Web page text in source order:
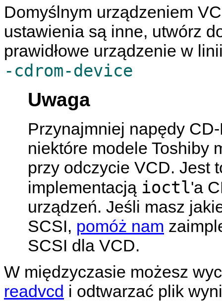
Domyślnym urządzeniem
ustawienia są inne, utwórz
prawidłowe urządzenie w
-cdrom-device
Uwaga
Przynajmniej napędy
niektóre modele Toshiby
przy odczycie VCD. Jest
implementacją ioctl'a
urządzeń. Jeśli masz
SCSI, pomóż nam
SCSI dla VCD.
W międzyczasie możesz
readvcd i odtwarzać plik